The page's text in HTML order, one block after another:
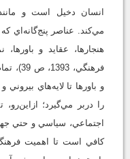
انسان دخيل است و
مي‌کند. عناصر پنج‌گانه‌اي
هنجارها، عقايد و
و باورها تا لايه‌هاي
را در‌بر مي‌گيرد؛
اجتماعي، سياسي و حتي
کافي است تا اهميت